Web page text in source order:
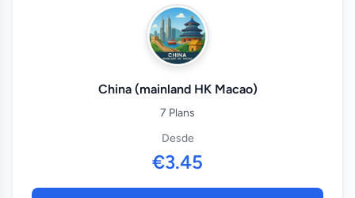
China (mainland HK Macao)
7 Plans
Desde
€3.45